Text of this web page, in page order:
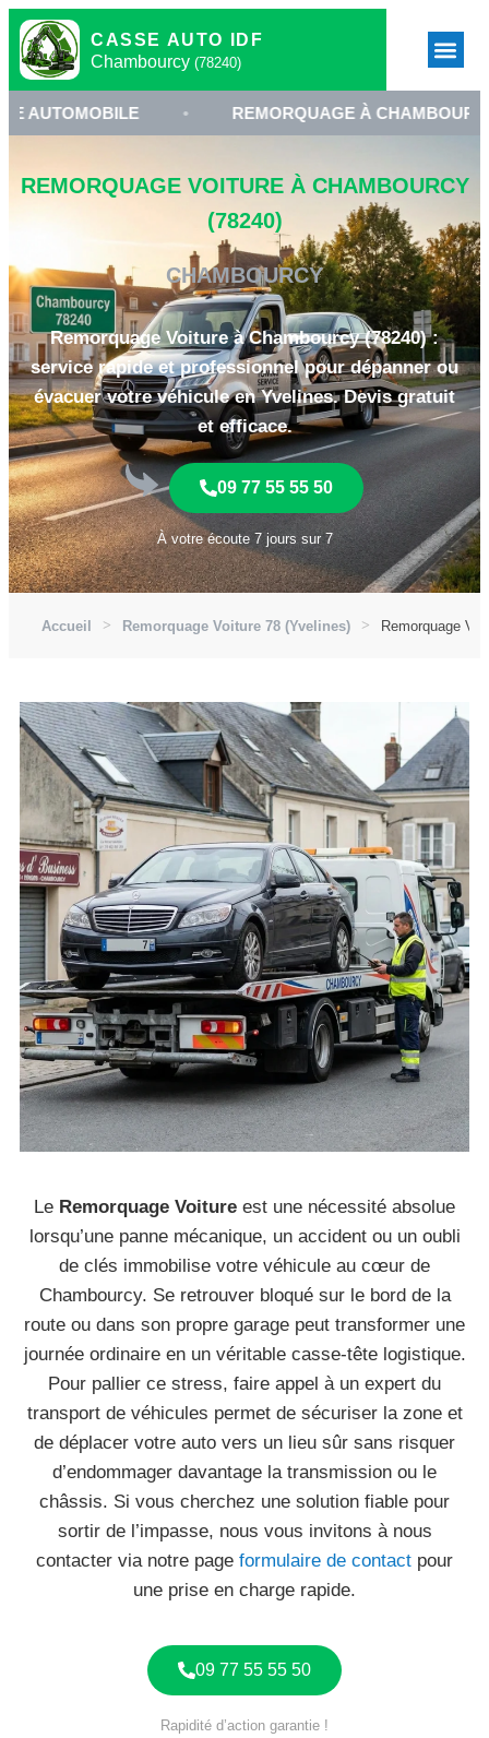
CASSE AUTO IDF
Chambourcy (78240)
• REMORQUAGE À CHAMBOURCY •
REMORQUAGE VOITURE À CHAMBOURCY
(78240)
CHAMBOURCY
Remorquage Voiture à Chambourcy (78240) :
service rapide et professionnel pour dépanner ou
évacuer votre véhicule en Yvelines. Devis gratuit
et efficace.
09 77 55 55 50
À votre écoute 7 jours sur 7
Accueil Remorquage Voiture 78 (Yvelines) Remorquage
Le Remorquage Voiture est une nécessité absolue
lorsqu’une panne mécanique, un accident ou un oubli
de clés immobilise votre véhicule au cœur de
Chambourcy. Se retrouver bloqué sur le bord de la
route ou dans son propre garage peut transformer une
journée ordinaire en un véritable casse-tête logistique.
Pour pallier ce stress, faire appel à un expert du
transport de véhicules permet de sécuriser la zone et
de déplacer votre auto vers un lieu sûr sans risquer
d’endommager davantage la transmission ou le
châssis. Si vous cherchez une solution fiable pour
sortir de l’impasse, nous vous invitons à nous
contacter via notre page formulaire de contact pour
une prise en charge rapide.
09 77 55 55 50
Rapidité d’action garantie !